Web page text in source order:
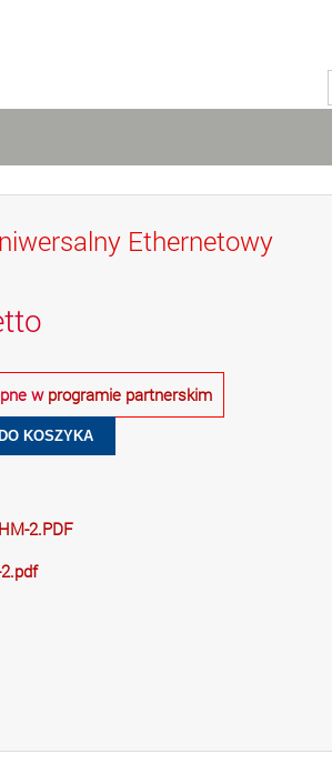
Ethernetowy
w programie partnerskim
2.PDF